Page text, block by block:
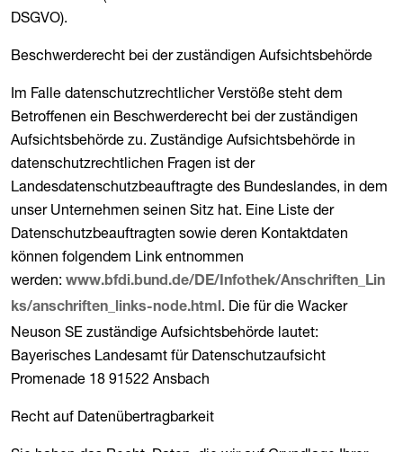
DSGVO).
Beschwerderecht bei der zuständigen Aufsichtsbehörde
Im Falle datenschutzrechtlicher Verstöße steht dem
Betroffenen ein Beschwerderecht bei der zuständigen
Aufsichtsbehörde zu. Zuständige Aufsichtsbehörde in
datenschutzrechtlichen Fragen ist der
Landesdatenschutzbeauftragte des Bundeslandes, in dem
unser Unternehmen seinen Sitz hat. Eine Liste der
Datenschutzbeauftragten sowie deren Kontaktdaten
können folgendem Link entnommen
werden: www.bfdi.bund.de/DE/Infothek/Anschriften_Lin
ks/anschriften_links-node.html. Die für die Wacker
Neuson SE zuständige Aufsichtsbehörde lautet:
Bayerisches Landesamt für Datenschutzaufsicht
Promenade 18 91522 Ansbach
Recht auf Datenübertragbarkeit